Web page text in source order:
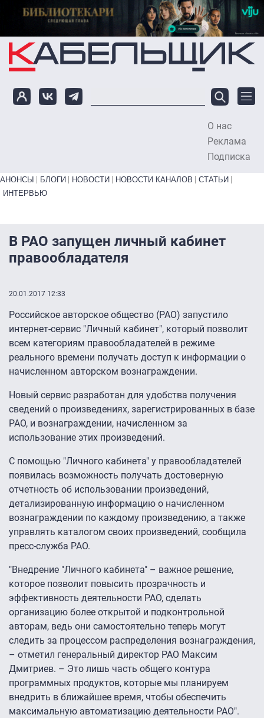
Перейти к основному содержанию
О нас
Реклама
Подписка
Primary links bottom
АНОНСЫ БЛОГИ НОВОСТИ НОВОСТИ КАНАЛОВ
СТАТЬИ
ИНТЕРВЬЮ
В РАО запущен личный кабинет
правообладателя
20.01.2017 12:33
Российское авторское общество (РАО) запустило
интернет-сервис "Личный кабинет", который позволит
всем категориям правообладателей в режиме
реального времени получать доступ к информации о
начисленном авторском вознаграждении.
Новый сервис разработан для удобства получения
сведений о произведениях, зарегистрированных в базе
РАО, и вознаграждении, начисленном за
использование этих произведений.
С помощью "Личного кабинета" у правообладателей
появилась возможность получать достоверную
отчетность об использовании произведений,
детализированную информацию о начисленном
вознаграждении по каждому произведению, а также
управлять каталогом своих произведений, сообщила
пресс-служба РАО.
"Внедрение "Личного кабинета" – важное решение,
которое позволит повысить прозрачность и
эффективность деятельности РАО, сделать
организацию более открытой и подконтрольной
авторам, ведь они самостоятельно теперь могут
следить за процессом распределения вознаграждения,
– отметил генеральный директор РАО Максим
Дмитриев. – Это лишь часть общего контура
программных продуктов, которые мы планируем
внедрить в ближайшее время, чтобы обеспечить
максимальную автоматизацию деятельности РАО".